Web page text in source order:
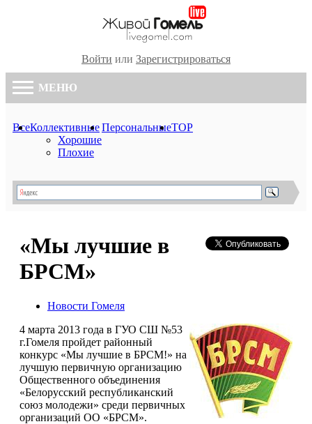
Войти или Зарегистрироваться
МЕНЮ
ВсеКоллективные
Хорошие
Плохие
ПерсональныеTOP
«Мы лучшие в
БРСМ»
Новости Гомеля
4 марта 2013 года в ГУО СШ №53
г.Гомеля пройдет районный
конкурс «Мы лучшие в БРСМ!» на
лучшую первичную организацию
Общественного объединения
«Белорусский республиканский
союз молодежи» среди первичных
организаций ОО «БРСМ».